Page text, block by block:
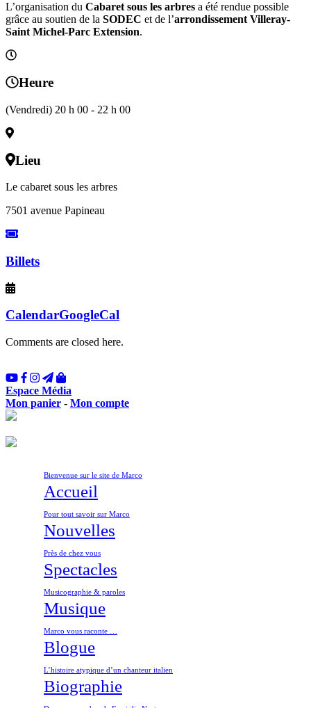
L’organisation du Cabaret sous les arbres a été rendue possible
grâce au soutien de la SODEC et de l’arrondissement Villeray-
Saint Michel-Parc Extension.
Heure
(Vendredi) 20 h 00 - 22 h 00
Lieu
Le cabaret sous les arbres
7501 avenue Papineau
Billets
CalendarGoogleCal
Comments are closed here.
Espace Média
Mon panier - Mon compte
Bienvenue sur le site de Marco
Accueil
Pour tout savoir sur Marco
Nouvelles
Près de chez vous
Spectacles
Musicographie & paroles
Musique
Marco vous raconte …
Blogue
L’histoire atypique d’un chanteur italien
Biographie